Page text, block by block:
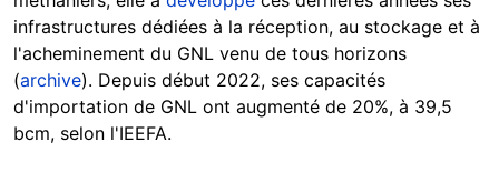
infrastructures dédiées à la réception, au stockage et à
l'acheminement du GNL venu de tous horizons
(archive). Depuis début 2022, ses capacités
d'importation de GNL ont augmenté de 20%, à 39,5
bcm, selon l'IEEFA.